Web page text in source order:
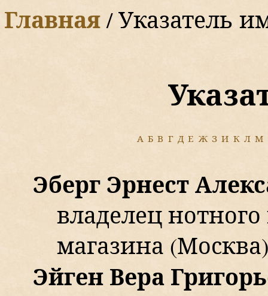
Главная/ Указатель
У
А Б В Г Д Е Ж З И К Л М
Эберг Эрнест
владелец
магазина (Москва)
Эйген Вера